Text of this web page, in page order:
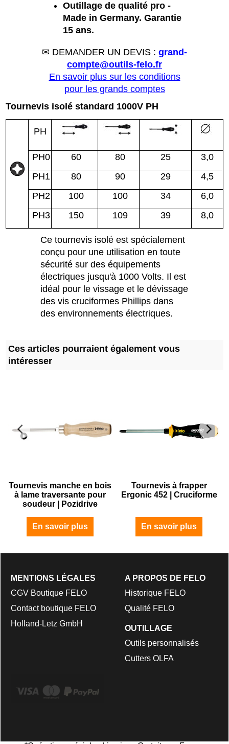
Outillage de qualité pro -
Made in Germany. Garantie
15 ans.
✉ DEMANDER UN DEVIS : grand-
compte@outils-felo.fr
En savoir plus sur les conditions
pour les grands comptes
Tournevis isolé standard 1000V PH
PH
PH0 60 80 25
3,0
PH1
80 90 29
4,5
PH2
100 100 34
6,0
PH3
150 109 39 8,0
Ce tournevis isolé est spécialement
conçu pour une utilisation en toute
sécurité sur des équipements
électriques jusqu'à 1000 Volts. Il est
idéal pour le vissage et le dévissage
des vis cruciformes Phillips dans
des environnements électriques.
Ces articles pourraient également vous
intéresser
Tournevis manche en bois
à lame traversante pour
soudeur | Pozidrive
En savoir plus
Tournevis à frapper
Ergonic 452 | Cruciforme
En savoir plus
MENTIONS LÉGALES
CGV Boutique FELO
Contact boutique FELO
Holland-Letz GmbH
A PROPOS DE FELO
Historique FELO
Qualité FELO
OUTILLAGE
Outils personnalisés
Cutters OLFA